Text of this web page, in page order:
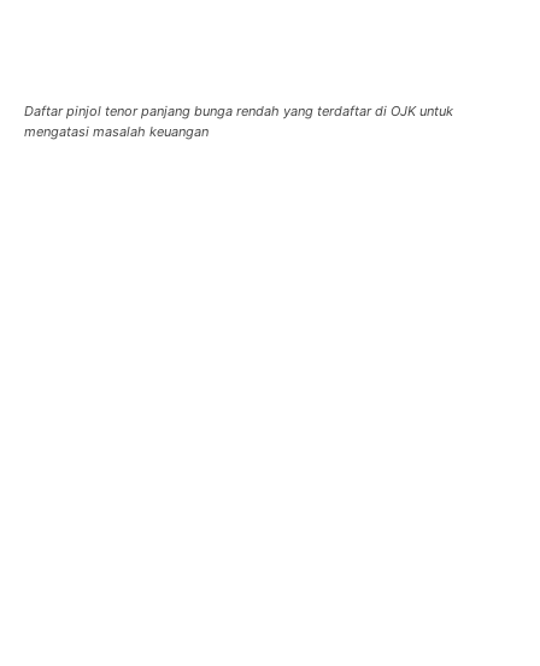
Daftar pinjol tenor panjang bunga rendah yang terdaftar di OJK untuk
mengatasi masalah keuangan